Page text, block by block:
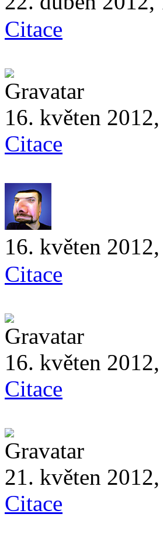
Citace
16. květen
Citace
16. květen
Citace
16. květen
Citace
21. květen
Citace